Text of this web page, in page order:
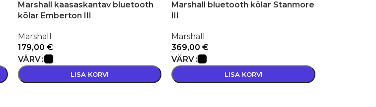
Marshall kaasaskantav bluetooth
kõlar Emberton III
Marshall
179,00 €
VÄRV
LISA KORVI
Marshall bluetooth kõlar Stanmore
Marshall
369,00€
VÄRV
LISA KORVI